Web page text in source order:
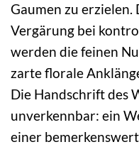
Gaumen zu erzielen.
Vergärung bei
werden die feinen
zarte florale
Die Handschrift des
unverkennbar: ein
einer